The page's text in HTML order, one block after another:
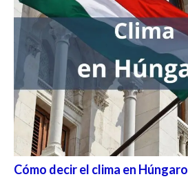
Cómo decir el clima en Húngaro